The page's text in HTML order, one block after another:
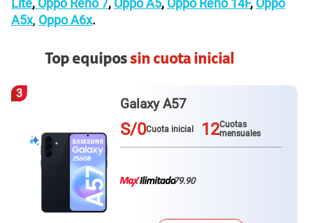
Lite, Oppo Reno 7, Oppo A5, Oppo Reno 14F, Oppo
A5x, Oppo A6x.
Top equipossin cuota inicial
Galaxy A57
S/0 Cuota inicial 12Cuotas
mensuales
79.90